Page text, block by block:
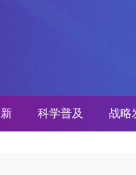
科学普及 战略